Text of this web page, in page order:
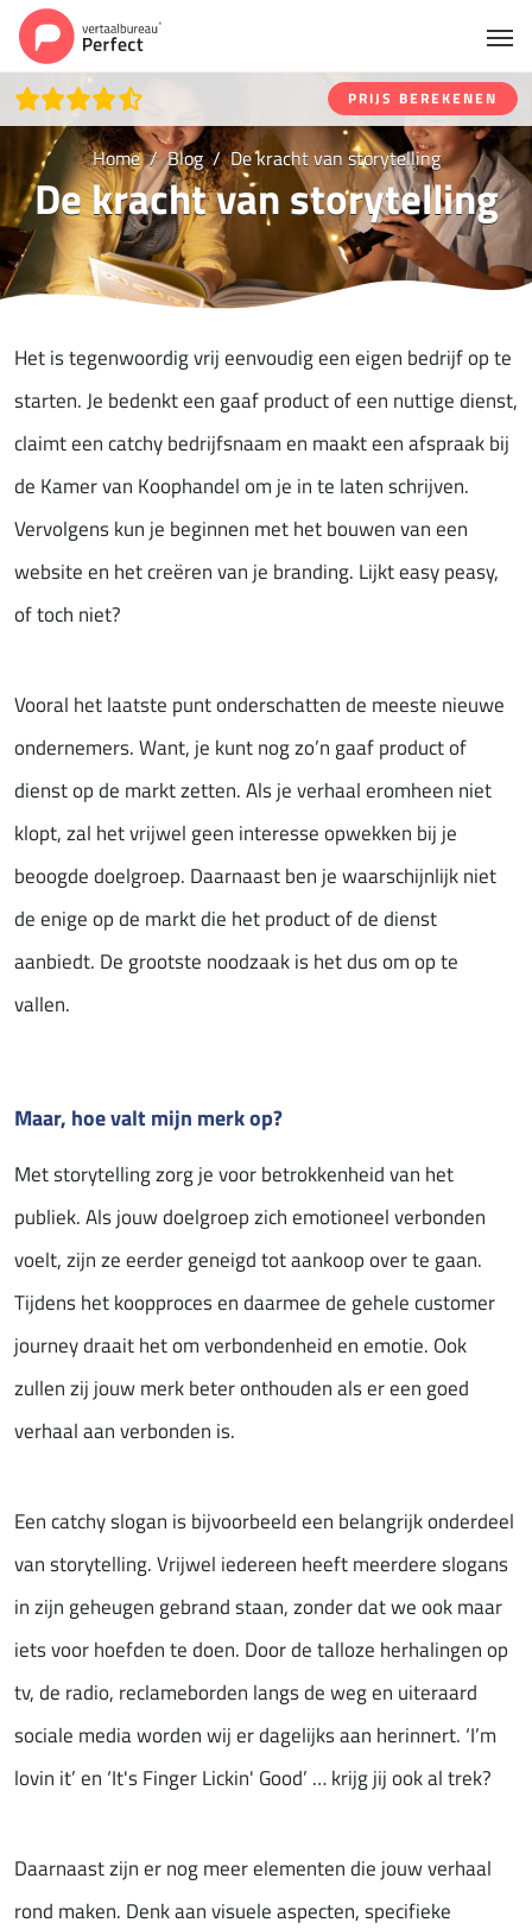
PRIJS BEREKENEN
Home Blog De kracht van storytelling
De kracht van storytelling
Het is tegenwoordig vrij eenvoudig een eigen bedrijf op te
starten. Je bedenkt een gaaf product of een nuttige dienst,
claimt een catchy bedrijfsnaam en maakt een afspraak bij
de Kamer van Koophandel om je in te laten schrijven.
Vervolgens kun je beginnen met het bouwen van een
website en het creëren van je branding. Lijkt easy peasy,
of toch niet?
Vooral het laatste punt onderschatten de meeste nieuwe
ondernemers. Want, je kunt nog zo’n gaaf product of
dienst op de markt zetten. Als je verhaal eromheen niet
klopt, zal het vrijwel geen interesse opwekken bij je
beoogde doelgroep. Daarnaast ben je waarschijnlijk niet
de enige op de markt die het product of de dienst
aanbiedt. De grootste noodzaak is het dus om op te
vallen.
Maar, hoe valt mijn merk op?
Met storytelling zorg je voor betrokkenheid van het
publiek. Als jouw doelgroep zich emotioneel verbonden
voelt, zijn ze eerder geneigd tot aankoop over te gaan.
Tijdens het koopproces en daarmee de gehele customer
journey draait het om verbondenheid en emotie. Ook
zullen zij jouw merk beter onthouden als er een goed
verhaal aan verbonden is.
Een catchy slogan is bijvoorbeeld een belangrijk onderdeel
van storytelling. Vrijwel iedereen heeft meerdere slogans
in zijn geheugen gebrand staan, zonder dat we ook maar
iets voor hoefden te doen. Door de talloze herhalingen op
tv, de radio, reclameborden langs de weg en uiteraard
sociale media worden wij er dagelijks aan herinnert. ‘I’m
lovin it’ en ‘It's Finger Lickin' Good’ … krijg jij ook al trek?
Daarnaast zijn er nog meer elementen die jouw verhaal
rond maken. Denk aan visuele aspecten, specifieke